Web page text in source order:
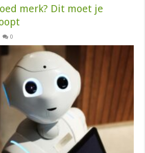
merk? Dit moet je
0